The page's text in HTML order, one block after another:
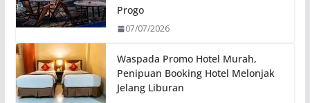
Progo
07/07/2026
Waspada Promo Hotel Murah,
Penipuan Booking Hotel Melonjak
Jelang Liburan